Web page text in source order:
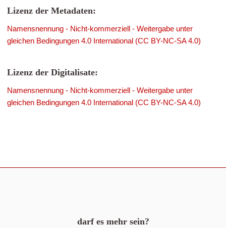
Lizenz der Metadaten:
Namensnennung - Nicht-kommerziell - Weitergabe unter
gleichen Bedingungen 4.0 International (CC BY-NC-SA 4.0)
Lizenz der Digitalisate:
Namensnennung - Nicht-kommerziell - Weitergabe unter
gleichen Bedingungen 4.0 International (CC BY-NC-SA 4.0)
darf es mehr sein?